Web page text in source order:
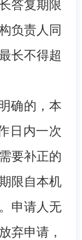
答复期限
负责人同
长不得超
确的，本
日内一次
要补正的
限自本机
申请人无
弃申请，